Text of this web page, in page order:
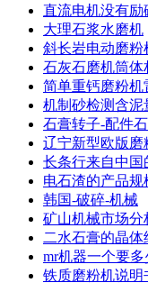
直流电机没有励
大理石浆水磨机
斜长岩电动磨粉
石灰石磨机筒体
简单重钙磨粉机
机制砂检测含泥
石膏转子-配件
辽宁新型欧版磨
长条行来自中国
电石渣的产品规
韩国-破碎-机械
矿山机械市场
二水石膏的晶体
mr机器一个要多
铁质磨粉机说明